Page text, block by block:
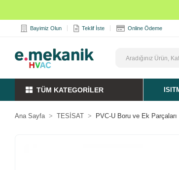
Bayimiz Olun Teklif İste Online Ödeme
TÜM KATEGORİLER
Ana Sayfa TESİSAT PVC-U Boru ve Ek Parçaları